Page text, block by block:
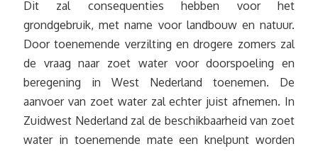
Dit zal consequenties hebben voor het
grondgebruik, met name voor landbouw en natuur.
Door toenemende verzilting en drogere zomers zal
de vraag naar zoet water voor doorspoeling en
beregening in West Nederland toenemen. De
aanvoer van zoet water zal echter juist afnemen. In
Zuidwest Nederland zal de beschikbaarheid van zoet
water in toenemende mate een knelpunt worden